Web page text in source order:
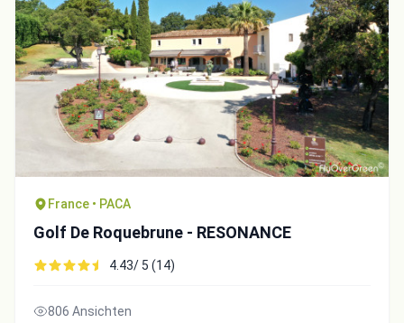
France • PACA
Golf De Roquebrune - RESONANCE
4.43/ 5 (14)
806 Ansichten